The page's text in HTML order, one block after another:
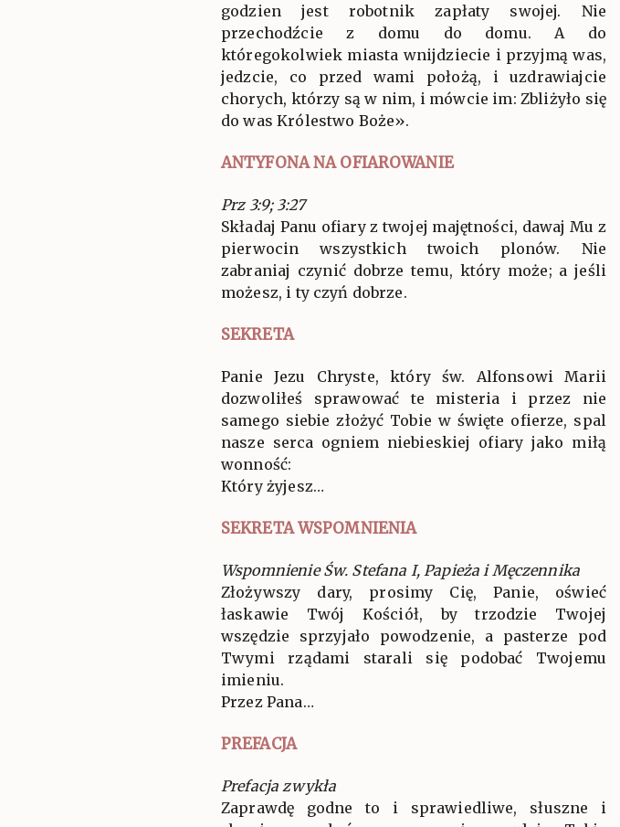
godzien jest robotnik zapłaty swojej. Nie
przechodźcie z domu do domu. A do
któregokolwiek miasta wnijdziecie i przyjmą was,
jedzcie, co przed wami położą, i uzdrawiajcie
chorych, którzy są w nim, i mówcie im: Zbliżyło się
do was Królestwo Boże».
ANTYFONA NA OFIAROWANIE
Prz 3:9; 3:27
Składaj Panu ofiary z twojej majętności, dawaj Mu z
pierwocin wszystkich twoich plonów. Nie
zabraniaj czynić dobrze temu, który może; a jeśli
możesz, i ty czyń dobrze.
SEKRETA
Panie Jezu Chryste, który św. Alfonsowi Marii
dozwoliłeś sprawować te misteria i przez nie
samego siebie złożyć Tobie w święte ofierze, spal
nasze serca ogniem niebieskiej ofiary jako miłą
wonność:
Który żyjesz…
SEKRETA WSPOMNIENIA
Wspomnienie Św. Stefana I, Papieża i Męczennika
Złożywszy dary, prosimy Cię, Panie, oświeć
łaskawie Twój Kościół, by trzodzie Twojej
wszędzie sprzyjało powodzenie, a pasterze pod
Twymi rządami starali się podobać Twojemu
imieniu.
Przez Pana…
PREFACJA
Prefacja zwykła
Zaprawdę godne to i sprawiedliwe, słuszne i